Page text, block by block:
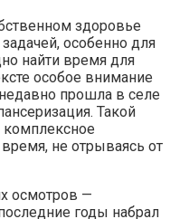
здоровье
особенно для
найти время для
особое внимание
прошла в селе
Такой
не отрываясь от
осмотров —
годы набрал